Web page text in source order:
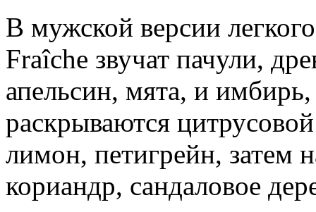
В мужской версии
Fraîche звучат пачули,
апельсин, мята, и
раскрываются
лимон, петигрейн, затем
кориандр, сандаловое